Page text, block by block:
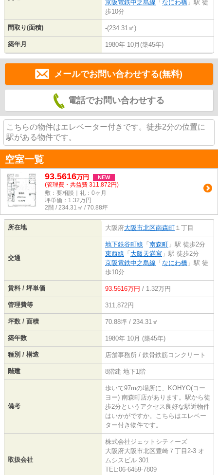
京阪電鉄中之島線 「 なにわ橋 」駅 徒
歩10分
間取り(面積) -(234.31㎡)
築年月 1980年 10月(築45年)
メールでお問い合わせする(無料)
電話でお問い合わせする
こちらの物件はエレベーター付きです。徒歩2分の位置に
駅がある物件です。
空室一覧
93.5616万円 NEW
(管理費・共益費 311,872円)
敷：要相談｜礼：0ヶ月
坪単価： 1.32万円
2階 / 234.31㎡ / 70.88坪
所在地 大阪府大阪市北区南森町 １丁目
交通
地下鉄谷町線 「 南森町 」駅 徒歩2分
東西線 「 大阪天満宮 」駅 徒歩2分
京阪電鉄中之島線 「 なにわ橋 」駅 徒
歩10分
賃料 / 坪単価 93.5616万円 / 1.32万円
管理費等 311,872円
坪数 / 面積 70.88坪 / 234.31㎡
築年数 1980年 10月 (築45年)
種別 / 構造 店舗事務所 / 鉄骨鉄筋コンクリート
階建 8階建 地下1階
備考
歩いて97mの場所に、KOHYO(コー
ヨー) 南森町店があります。駅から徒
歩2分というアクセス良好な駅近物件
はいかがですか。こちらはエレベー
ター付き物件です。
取扱会社
株式会社ジェットシティーズ
大阪府大阪市北区豊崎７丁目2-3 オ
ムシスビル 301
TEL:06-6459-7809